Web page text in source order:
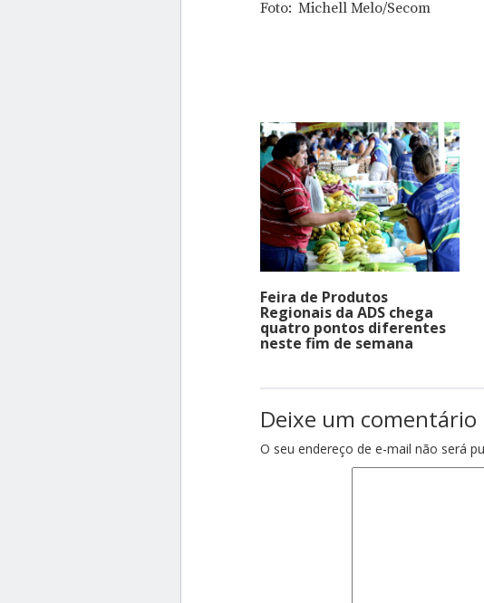
Foto: Michell Melo/Secom
Feira de Produtos
Regionais da ADS chega
quatro pontos diferentes
neste fim de semana
Deixe um comentário
O seu endereço de e-mail não será